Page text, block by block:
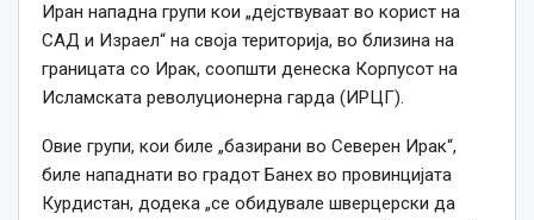
Иран нападна групи кои „дејствуваат во корист на
САД и Израел“ на своја територија, во близина на
границата со Ирак, соопшти денеска Корпусот на
Исламската револуционерна гарда (ИРЦГ).
Овие групи, кои биле „базирани во Северен Ирак“,
биле нападнати во градот Банех во провинцијата
Курдистан, додека „се обидувале шверцерски да